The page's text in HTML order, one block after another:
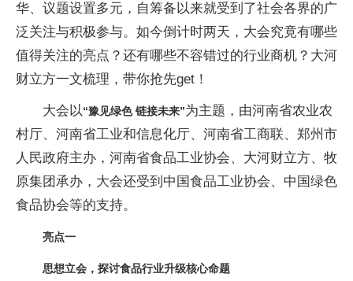
华、议题设置多元，自筹备以来就受到了社会各界的广
泛关注与积极参与。如今倒计时两天，大会究竟有哪些
值得关注的亮点？还有哪些不容错过的行业商机？大河
财立方一文梳理，带你抢先get！
大会以“豫见绿色 链接未来”为主题，由河南省农业农
村厅、河南省工业和信息化厅、河南省工商联、郑州市
人民政府主办，河南省食品工业协会、大河财立方、牧
原集团承办，大会还受到中国食品工业协会、中国绿色
食品协会等的支持。
亮点一
思想立会，探讨食品行业升级核心命题